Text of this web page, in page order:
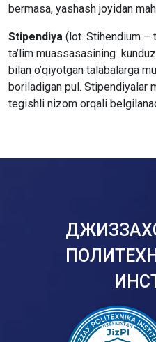
bermasa, yashash joyidan
Stipendiya (lot. Stihendium –
ta’lim muassasasining
bilan o’qiyotgan talabalarga
boriladigan pul. Stipendiyalar
tegishli nizom orqali